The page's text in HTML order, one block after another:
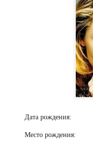
Дата рождения:
Место рождения: